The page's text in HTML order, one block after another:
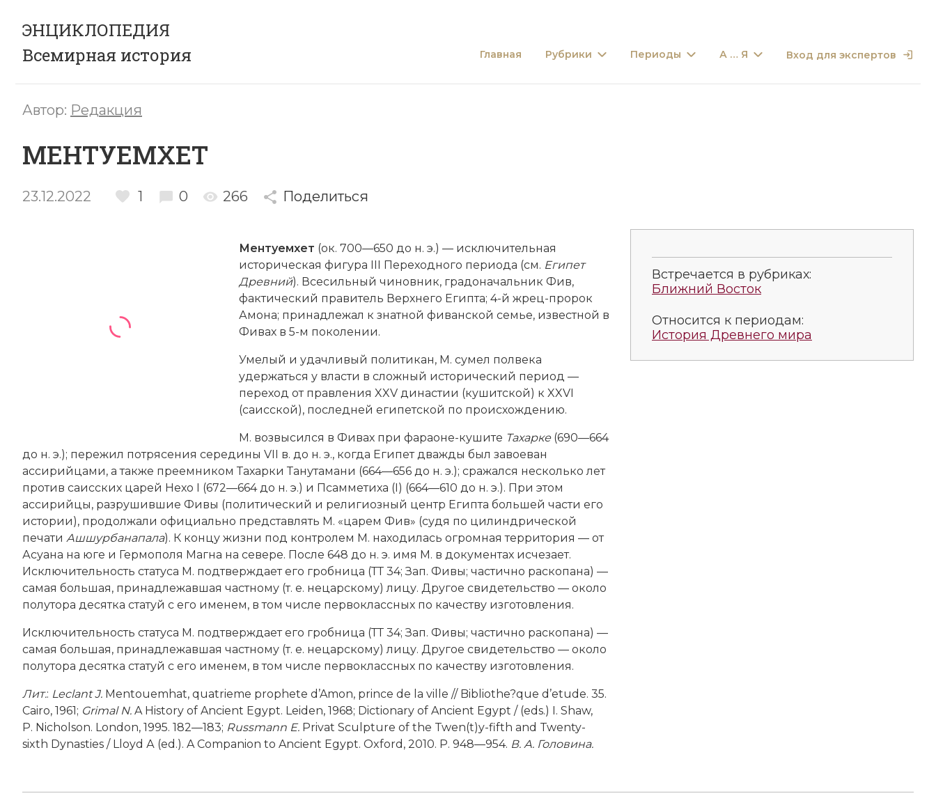
ЭНЦИКЛОПЕДИЯ
Всемирная история
Главная Рубрики Периоды А … Я Вход для экспертов
Автор: Редакция
МЕНТУЕМХЕТ
23.12.2022 1 0 266 Поделиться
Ментуемхет (ок. 700—650 до н. э.) — исключительная
историческая фигура III Переходного периода (см. Египет
Древний). Всесильный чиновник, градоначальник Фив,
фактический правитель Верхнего Египта; 4-й жрец-пророк
Амона; принадлежал к знатной фиванской семье, известной в
Фивах в 5-м поколении.
Умелый и удачливый политикан, М. сумел полвека
удержаться у власти в сложный исторический период —
переход от правления XXV династии (кушитской) к XXVI
(саисской), последней египетской по происхождению.
М. возвысился в Фивах при фараоне-кушите Тахарке(690—664
до н. э.); пережил потрясения середины VII в. до н. э., когда Египет дважды был завоеван
ассирийцами, а также преемником Тахарки Танутамани (664—656 до н. э.); сражался несколько лет
против саисских царей Нехо I (672—664 до н. э.) и Псамметиха (I) (664—610 до н. э.). При этом
ассирийцы, разрушившие Фивы (политический и религиозный центр Египта большей части его
истории), продолжали официально представлять М. «царем Фив» (судя по цилиндрической
печати Ашшурбанапала). К концу жизни под контролем М. находилась огромная территория — от
Асуана на юге и Гермополя Магна на севере. После 648 до н. э. имя М. в документах исчезает.
Исключительность статуса М. подтверждает его гробница (ТТ 34; Зап. Фивы; частично раскопана) —
самая большая, принадлежавшая частному (т. е. нецарскому) лицу. Другое свидетельство — около
полутора десятка статуй с его именем, в том числе первоклассных по качеству изготовления.
Исключительность статуса М. подтверждает его гробница (ТТ 34; Зап. Фивы; частично раскопана) —
самая большая, принадлежавшая частному (т. е. нецарскому) лицу. Другое свидетельство — около
полутора десятка статуй с его именем, в том числе первоклассных по качеству изготовления.
Лит.: Leclant J. Mentouemhat, quatrieme prophete d’Amon, prince de la ville // Bibliothe?que d’etude. 35.
Cairo, 1961; Grimal N. A History of Ancient Egypt. Leiden, 1968; Dictio­nary of Ancient Egypt / (eds.) I. Shaw,
P. Nicholson. London, 1995. 182—183; Russmann E. Privat Sculpture of the Twen(t)y-fifth and Twenty-
sixth Dynasties / Lloyd А (ed.). A Compa­nion to Ancient Egypt. Oxford, 2010. P. 948—954. В. А. Головина.
Встречается в рубриках:
Ближний Восток
Относится к периодам:
История Древнего мира